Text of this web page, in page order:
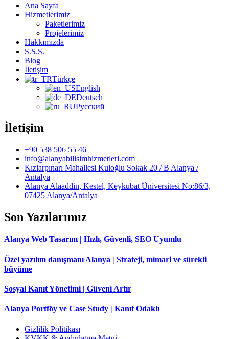
Ana Sayfa
Hizmetlerimiz
Paketlerimiz
Projelerimiz
Hakkımızda
S.S.S.
Blog
İletişim
Türkçe
English
Deutsch
Русский
İletişim
+90 538 506 55 46
info@alanyabilisimhizmetleri.com
Kızlarpınarı Mahallesi Kuloğlu Sokak 20 / B Alanya /
Antalya
Alanya Alaaddin, Kestel, Keykubat Üniversitesi No:86/3,
07425 Alanya/Antalya
Son Yazılarımız
Alanya Web Tasarım | Hızlı, Güvenli, SEO Uyumlu
Özel yazılım danışmanı Alanya | Strateji, mimari ve sürekli
büyüme
Sosyal Kanıt Yönetimi | Güveni Artır
Alanya Portföy ve Case Study | Kanıt Odaklı
Gizlilik Politikası